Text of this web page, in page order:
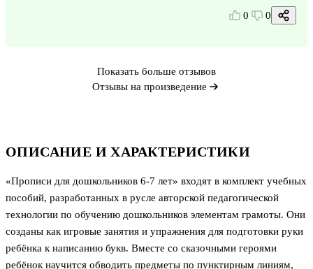
ОПИСАНИЕ И ХАРАКТЕРИСТИКИ
«Прописи для дошкольников 6-7 лет» входят в комплект учебных
пособий, разработанных в русле авторской педагогической
технологии по обучению дошкольников элементам грамоты. Они
созданы как игровые занятия и упражнения для подготовки руки
ребёнка к написанию букв. Вместе со сказочными героями
ребёнок научится обводить предметы по пунктирным линиям,
0 0
Показать больше отзывов
Отзывы на произведение